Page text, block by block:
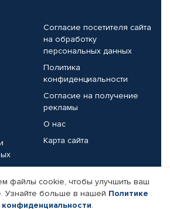
Согласие посетителя сайта
на обработку
персональных данных
Политика
конфиденциальности
Согласие на получение
рекламы
О нас
Карта сайта
Реквизиты компании
файлы cookie, чтобы улучшить ваш
Узнайте больше в нашей Политике
конфиденциальности.